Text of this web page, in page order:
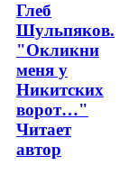
Глеб
Шульпяков.
"Окликни
меня у
Никитских
ворот…"
Читает
автор